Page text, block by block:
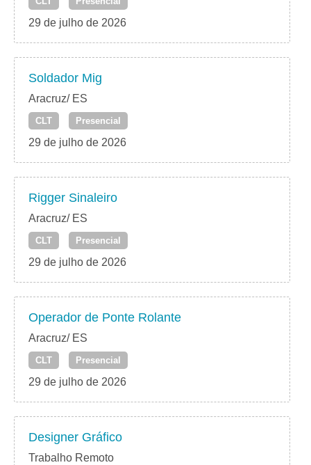
29 de julho de 2026
Soldador Mig
Aracruz/ ES
CLT Presencial
29 de julho de 2026
Rigger Sinaleiro
Aracruz/ ES
CLT Presencial
29 de julho de 2026
Operador de Ponte Rolante
Aracruz/ ES
CLT Presencial
29 de julho de 2026
Designer Gráfico
Trabalho Remoto